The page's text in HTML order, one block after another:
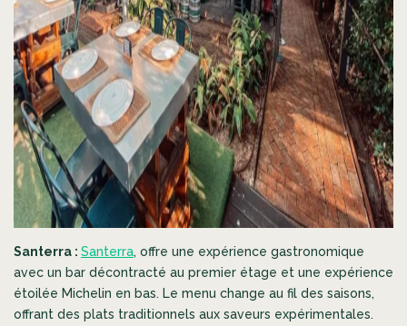
Santerra : Santerra, offre une expérience gastronomique
avec un bar décontracté au premier étage et une expérience
étoilée Michelin en bas. Le menu change au fil des saisons,
offrant des plats traditionnels aux saveurs expérimentales.